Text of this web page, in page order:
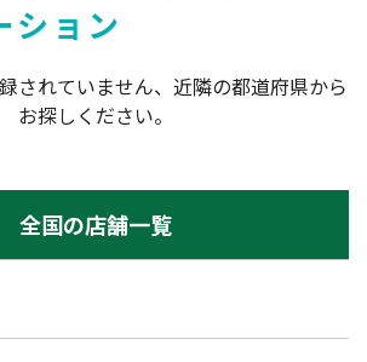
車両で検索する
特集・記事を読む
ログイン
ション
されていません、近隣の都道府県から
お探しください。
全国の店舗一覧